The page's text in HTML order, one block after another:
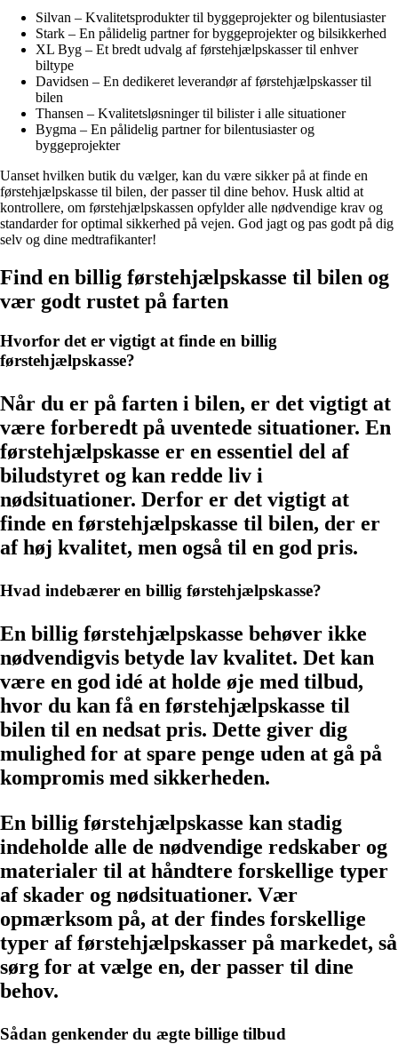
Silvan – Kvalitetsprodukter til byggeprojekter og bilentusiaster
Stark – En pålidelig partner for byggeprojekter og bilsikkerhed
XL Byg – Et bredt udvalg af førstehjælpskasser til enhver
biltype
Davidsen – En dedikeret leverandør af førstehjælpskasser til
bilen
Thansen – Kvalitetsløsninger til bilister i alle situationer
Bygma – En pålidelig partner for bilentusiaster og
byggeprojekter
Uanset hvilken butik du vælger, kan du være sikker på at finde en
førstehjælpskasse til bilen, der passer til dine behov. Husk altid at
kontrollere, om førstehjælpskassen opfylder alle nødvendige krav og
standarder for optimal sikkerhed på vejen. God jagt og pas godt på dig
selv og dine medtrafikanter!
Find en billig førstehjælpskasse til bilen og
vær godt rustet på farten
Hvorfor det er vigtigt at finde en billig
førstehjælpskasse?
Når du er på farten i bilen, er det vigtigt at
være forberedt på uventede situationer. En
førstehjælpskasse er en essentiel del af
biludstyret og kan redde liv i
nødsituationer. Derfor er det vigtigt at
finde en førstehjælpskasse til bilen, der er
af høj kvalitet, men også til en god pris.
Hvad indebærer en billig førstehjælpskasse?
En billig førstehjælpskasse behøver ikke
nødvendigvis betyde lav kvalitet. Det kan
være en god idé at holde øje med tilbud,
hvor du kan få en førstehjælpskasse til
bilen til en nedsat pris. Dette giver dig
mulighed for at spare penge uden at gå på
kompromis med sikkerheden.
En billig førstehjælpskasse kan stadig
indeholde alle de nødvendige redskaber og
materialer til at håndtere forskellige typer
af skader og nødsituationer. Vær
opmærksom på, at der findes forskellige
typer af førstehjælpskasser på markedet, så
sørg for at vælge en, der passer til dine
behov.
Sådan genkender du ægte billige tilbud